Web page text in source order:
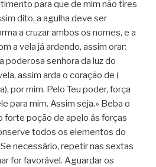
para que de mim não tires
dito, a agulha deve ser
a cruzar ambos os nomes, e a
a vela já ardendo, assim orar:
poderosa senhora da luz do
assim arda o coração de (
por mim. Pelo Teu poder, força
para mim. Assim seja.» Beba o
forte poção de apelo ás forças
todos os elementos do
necessário, repetir nas sextas
for favorável. Aguardar os